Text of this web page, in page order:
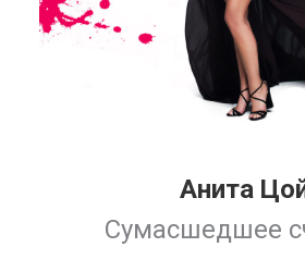
Анита
Сумасшедшее